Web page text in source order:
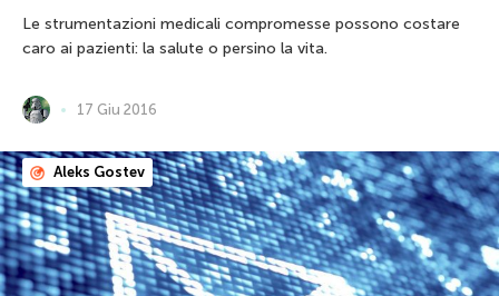
Le strumentazioni medicali compromesse possono costare
caro ai pazienti: la salute o persino la vita.
17 Giu 2016
Aleks Gostev